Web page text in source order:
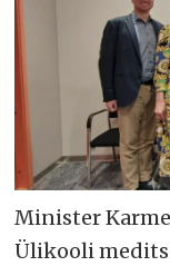
Minister
Ülikooli